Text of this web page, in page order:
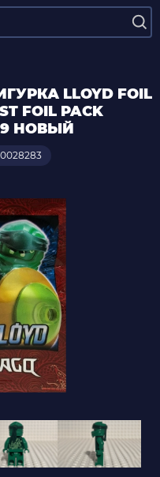
LLOYD FOIL
FOIL PACK
НОВЫЙ